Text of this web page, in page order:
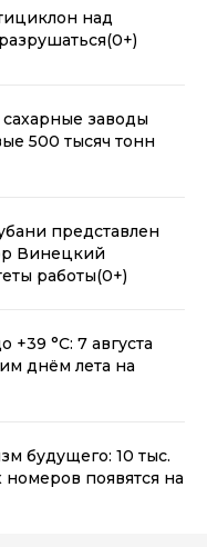
над
(0+)
сахарные заводы
500 тысяч тонн
представлен
Винецкий
работы(0+)
°C: 7 августа
днём лета на
будущего: 10 тыс.
появятся на